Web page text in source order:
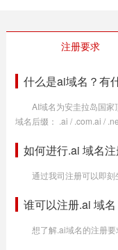
注册要求
什么是ai域名？有
AI域名为安圭拉岛国家
域名后缀： .ai / .com.ai /
如何进行.ai 域名注
通过我司注册可以即刻
谁可以注册.ai 域
想了解.ai域名的注册要